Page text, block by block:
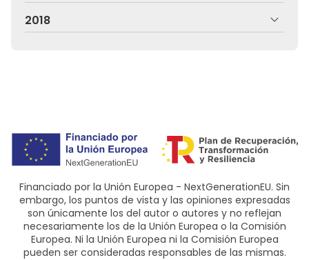
2018
Financiado por la Unión Europea - NextGenerationEU. Sin
embargo, los puntos de vista y las opiniones expresadas
son únicamente los del autor o autores y no reflejan
necesariamente los de la Unión Europea o la Comisión
Europea. Ni la Unión Europea ni la Comisión Europea
pueden ser consideradas responsables de las mismas.